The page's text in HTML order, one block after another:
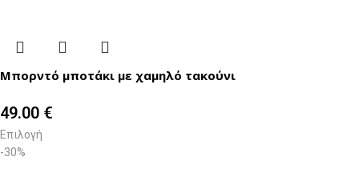
Μπορντό μποτάκι με χαμηλό τακούνι
49.00 €
Επιλογή
-30%